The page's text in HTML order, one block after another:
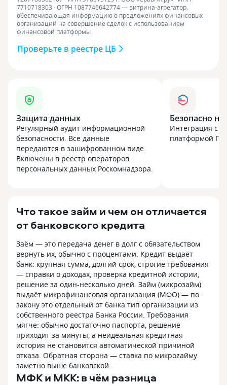
7710718303 · ОГРН 1087746642774 — витрина-агрегатор,
обеспечивающая информацию о предложениях финансовых
организаций на совершение сделок с использованием
финансовой платформы
Проверьте в реестре ЦБ
Защита данных
Регулярный аудит информационной
безопасности. Все данные
передаются в зашифрованном виде.
Включены в реестр операторов
персональных данных Роскомнадзора.
Безопасно
Интеграция с
платформой
Что такое займ и чем он отличается
от банковского кредита
Заём — это передача денег в долг с обязательством
вернуть их, обычно с процентами. Кредит выдаёт
банк: крупная сумма, долгий срок, строгие требования
— справки о доходах, проверка кредитной истории,
решение за один-несколько дней. Займ (микрозайм)
выдаёт микрофинансовая организация (МФО) — по
закону это отдельный от банка тип организации из
собственного реестра Банка России. Требования
мягче: обычно достаточно паспорта, решение
приходит за минуты, а неидеальная кредитная
история не становится автоматической причиной
отказа. Обратная сторона — ставка по микрozaйму
заметно выше банковской.
МФК и МКК: в чём разница